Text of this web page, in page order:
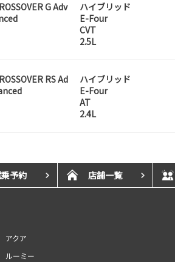
G Adv
ハイブリッド
E-Four
CVT
2.5L
RS Ad
ハイブリッド
E-Four
AT
2.4L
予約 店舗一覧
アクア
ルーミー